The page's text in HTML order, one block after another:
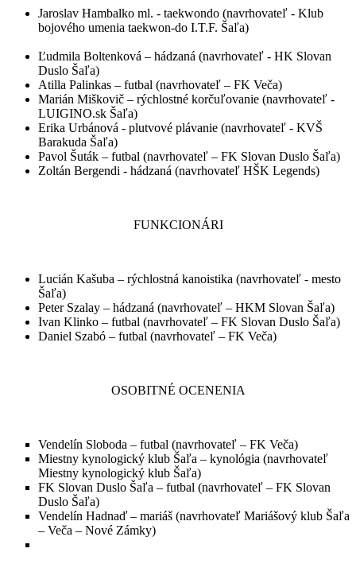
Jaroslav Hambalko ml. - taekwondo (navrhovateľ - Klub
bojového umenia taekwon-do I.T.F. Šaľa)
Ľudmila Boltenková – hádzaná (navrhovateľ - HK Slovan
Duslo Šaľa)
Atilla Palinkas – futbal (navrhovateľ – FK Veča)
Marián Miškovič – rýchlostné korčuľovanie (navrhovateľ -
LUIGINO.sk Šaľa)
Erika Urbánová - plutvové plávanie (navrhovateľ - KVŠ
Barakuda Šaľa)
Pavol Šuták – futbal (navrhovateľ – FK Slovan Duslo Šaľa)
Zoltán Bergendi - hádzaná (navrhovateľ HŠK Legends)
FUNKCIONÁRI
Lucián Kašuba – rýchlostná kanoistika (navrhovateľ - mesto
Šaľa)
Peter Szalay – hádzaná (navrhovateľ – HKM Slovan Šaľa)
Ivan Klinko – futbal (navrhovateľ – FK Slovan Duslo Šaľa)
Daniel Szabó – futbal (navrhovateľ – FK Veča)
OSOBITNÉ OCENENIA
Vendelín Sloboda – futbal (navrhovateľ – FK Veča)
Miestny kynologický klub Šaľa – kynológia (navrhovateľ
Miestny kynologický klub Šaľa)
FK Slovan Duslo Šaľa – futbal (navrhovateľ – FK Slovan
Duslo Šaľa)
Vendelín Hadnaď – mariáš (navrhovateľ Mariášový klub Šaľa
– Veča – Nové Zámky)